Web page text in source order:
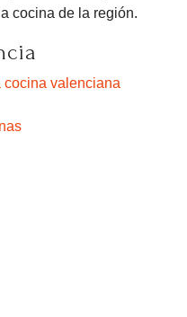
cocina de la región.
cocina valenciana